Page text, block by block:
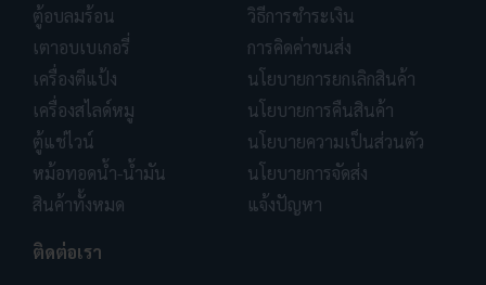
ตู้อบลมร้อน
เตาอบเบเกอรี่
เครื่องตีแป้ง
เครื่องสไลด์หมู
ตู้แช่ไวน์
หม้อทอดน้ำ-น้ำมัน
สินค้าทั้งหมด
วิธีการชำระเงิน
การคิดค่าขนส่ง
นโยบายการยกเลิกสินค้า
นโยบายการคืนสินค้า
นโยบายความเป็นส่วนตัว
นโยบายการจัดส่ง
แจ้งปัญหา
ติดต่อเรา